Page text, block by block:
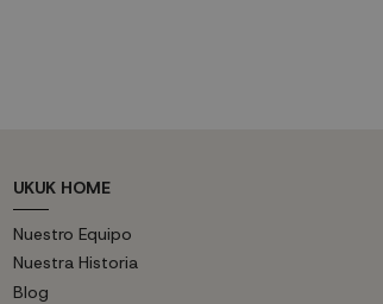
UKUK HOME
Nuestro Equipo
Nuestra Historia
Blog